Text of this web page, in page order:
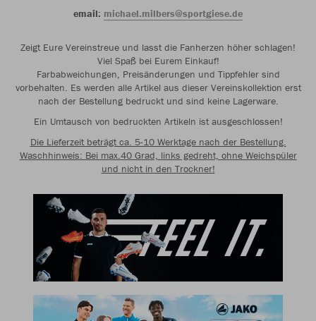
email: michael.milbers@sportgiese.de
Zeigt Eure Vereinstreue und lasst die Fanherzen höher schlagen!
Viel Spaß bei Eurem Einkauf!
Farbabweichungen, Preisänderungen und Tippfehler sind
vorbehalten. Es werden alle Artikel aus dieser Vereinskollektion erst
nach der Bestellung bedruckt und sind keine Lagerware.
Ein Umtausch von bedruckten Artikeln ist ausgeschlossen!
Die Lieferzeit beträgt ca. 5-10 Werktage nach der Bestellung.
Waschhinweis: Bei max.40 Grad, links gedreht, ohne Weichspüler
und nicht in den Trockner!